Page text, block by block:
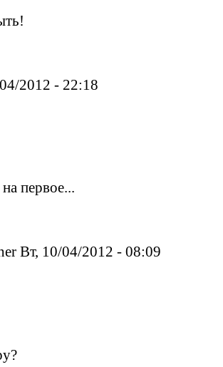
2012 - 22:18
первое...
Вт, 10/04/2012 - 08:09